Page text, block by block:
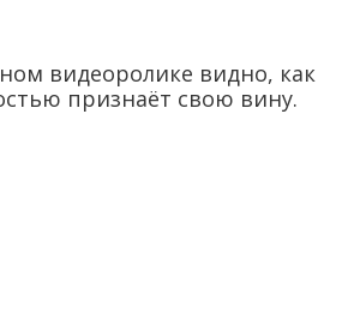
видеоролике видно, как
признаёт свою вину.